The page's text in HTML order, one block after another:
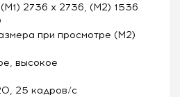
2736 x 2736, (M2) 1536
при просмотре (M2)
высокое
25 кадров/с